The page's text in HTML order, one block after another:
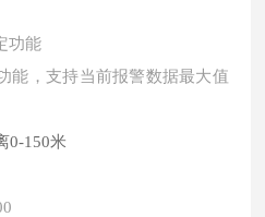
功能
能，支持当前报警数据最大值